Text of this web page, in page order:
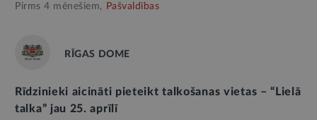
Pirms 4 mēnešiem, Pašvaldības
RĪGAS DOME
Rīdzinieki aicināti pieteikt talkošanas vietas – “Lielā
talka” jau 25. aprīlī